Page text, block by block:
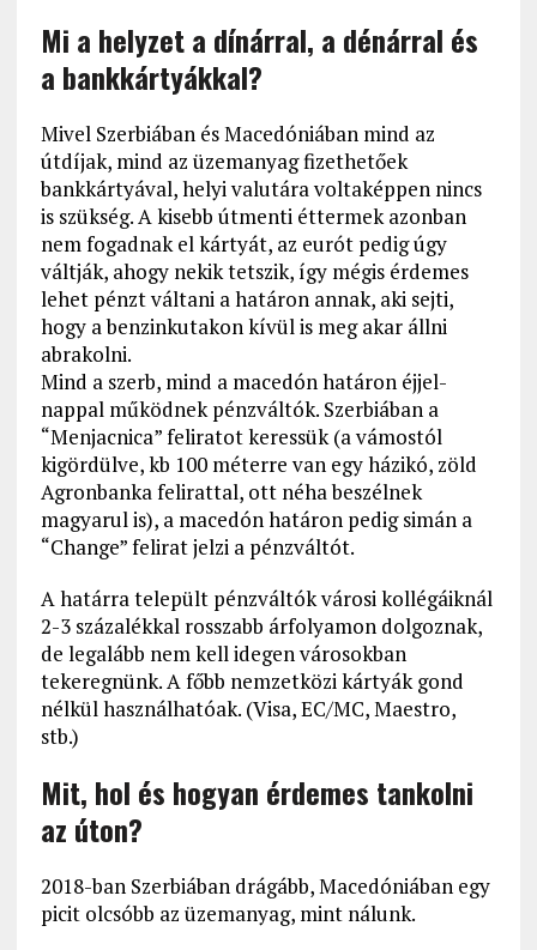
Mi a helyzet a dínárral, a dénárral és
a bankkártyákkal?
Mivel Szerbiában és Macedóniában mind az
útdíjak, mind az üzemanyag fizethetőek
bankkártyával, helyi valutára voltaképpen nincs
is szükség. A kisebb útmenti éttermek azonban
nem fogadnak el kártyát, az eurót pedig úgy
váltják, ahogy nekik tetszik, így mégis érdemes
lehet pénzt váltani a határon annak, aki sejti,
hogy a benzinkutakon kívül is meg akar állni
abrakolni.
Mind a szerb, mind a macedón határon éjjel-
nappal működnek pénzváltók. Szerbiában a
“Menjacnica” feliratot keressük (a vámostól
kigördülve, kb 100 méterre van egy házikó, zöld
Agronbanka felirattal, ott néha beszélnek
magyarul is), a macedón határon pedig simán a
“Change” felirat jelzi a pénzváltót.
A határra települt pénzváltók városi kollégáiknál
2-3 százalékkal rosszabb árfolyamon dolgoznak,
de legalább nem kell idegen városokban
tekeregnünk. A főbb nemzetközi kártyák gond
nélkül használhatóak. (Visa, EC/MC, Maestro,
stb.)
Mit, hol és hogyan érdemes tankolni
az úton?
2018-ban Szerbiában drágább, Macedóniában egy
picit olcsóbb az üzemanyag, mint nálunk.